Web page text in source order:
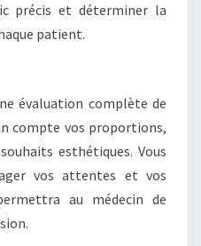
précis et déterminer la
patient.
évaluation complète de
compte vos proportions,
esthétiques. Vous
vos attentes et vos
au médecin de